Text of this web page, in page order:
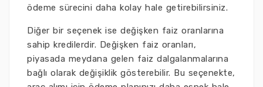
ödeme sürecini daha kolay hale getirebilirsiniz.
Diğer bir seçenek ise değişken faiz oranlarına
sahip kredilerdir. Değişken faiz oranları,
piyasada meydana gelen faiz dalgalanmalarına
bağlı olarak değişiklik gösterebilir. Bu seçenekte,